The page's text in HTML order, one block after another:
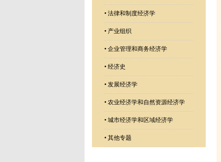
• 法律和制度经济学
• 产业组织
• 企业管理和商务经济学
• 经济史
• 发展经济学
• 农业经济学和自然资源经济学
• 城市经济学和区域经济学
• 其他专题